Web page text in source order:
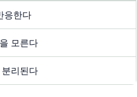
응한다
모른다
리된다